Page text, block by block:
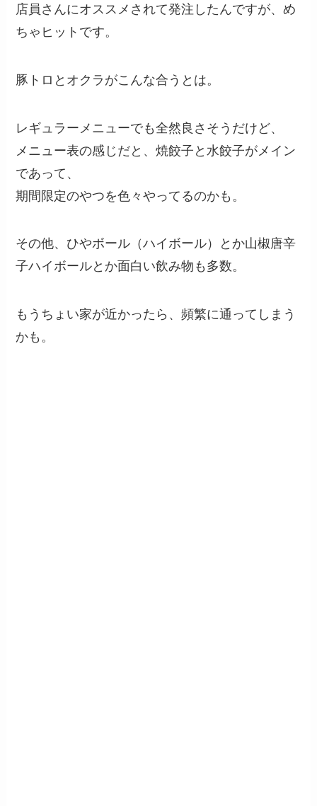
店員さんにオススメされて発注したんですが、め
ちゃヒットです。
豚トロとオクラがこんな合うとは。
レギュラーメニューでも全然良さそうだけど、
メニュー表の感じだと、焼餃子と水餃子がメイン
であって、
期間限定のやつを色々やってるのかも。
その他、ひやボール（ハイボール）とか山椒唐辛
子ハイボールとか面白い飲み物も多数。
もうちょい家が近かったら、頻繁に通ってしまう
かも。